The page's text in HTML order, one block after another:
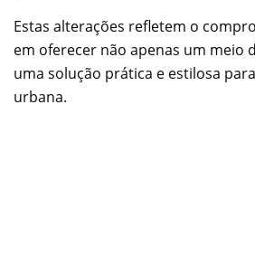
Estas alterações refletem o
em oferecer não apenas um meio
uma solução prática e estilosa
urbana.